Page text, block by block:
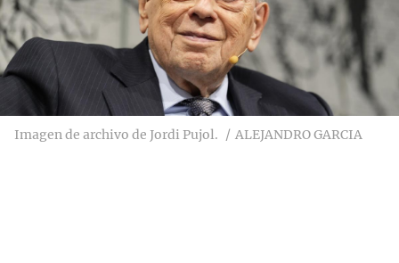
Imagen de archivo de Jordi Pujol. ALEJANDRO GARCIA